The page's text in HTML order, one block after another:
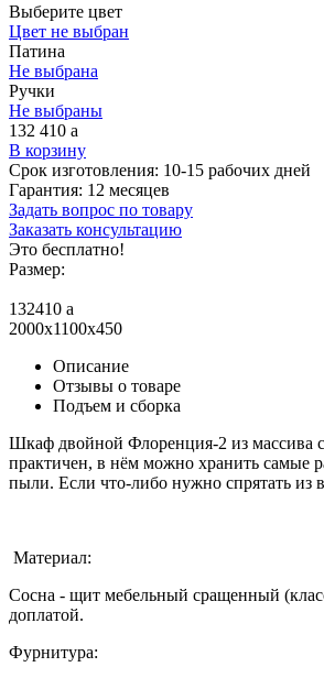
Выберите цвет
Цвет не выбран
Патина
Не выбрана
Ручки
Не выбраны
132 410 a
В корзину
Срок изготовления: 10-15 рабочих дней
Гарантия: 12 месяцев
Задать вопрос по товару
Заказать консультацию
Это бесплатно!
Размер:
132410 a
2000x1100x450
Описание
Отзывы о товаре
Подъем и сборка
Шкаф двойной Флоренция-2 из массива
практичен, в нём можно хранить самые
пыли. Если что-либо нужно спрятать из
Материал:
Сосна - щит мебельный сращенный
доплатой.
Фурнитура: